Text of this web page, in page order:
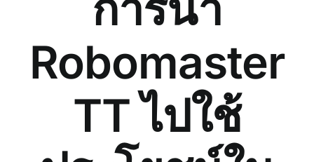
Robomaster
TT ไปใช้